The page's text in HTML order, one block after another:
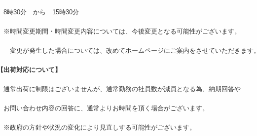
8時30分 から 15時30分
※時間変更期間・時間変更内容については、今後変更となる可能性がございます。
変更が発生した場合については、改めてホームページにご案内をさせていただきます。
【出荷対応について】
通常出荷に制限はございませんが、通常勤務の社員数が減員となる為、納期回答や
お問い合わせ内容の回答に、通常よりお時間を頂く場合がございます。
※政府の方針や状況の変化により見直しする可能性がございます。